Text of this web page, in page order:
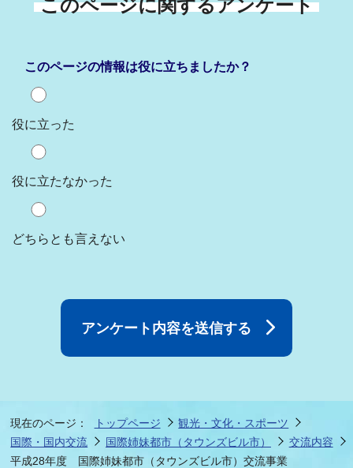
このページに関するアンケート
このページの情報は役に立ちましたか？
役に立った
役に立たなかった
どちらとも言えない
現在のページ： トップページ
観光・文化・スポーツ
国際・国内交流
国際姉妹都市（タウンズビル市）
交流内容
平成28年度 国際姉妹都市（タウンズビル市）交流事業